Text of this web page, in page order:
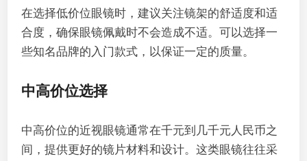
在选择低价位眼镜时，建议关注镜架的舒适度和适
合度，确保眼镜佩戴时不会造成不适。可以选择一
些知名品牌的入门款式，以保证一定的质量。
中高价位选择
中高价位的近视眼镜通常在千元到几千元人民币之
间，提供更好的镜片材料和设计。这类眼镜往往采